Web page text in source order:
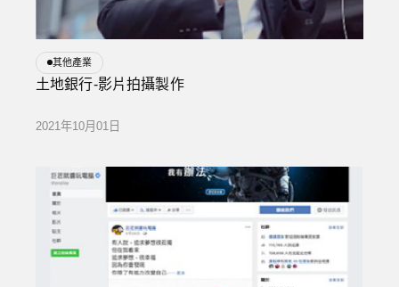
其他產業
土地銀行-影片拍攝製作
2021年10月01日